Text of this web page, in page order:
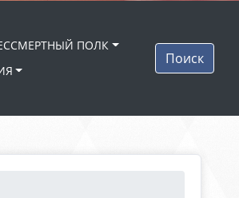
ПОЛК
Поиск